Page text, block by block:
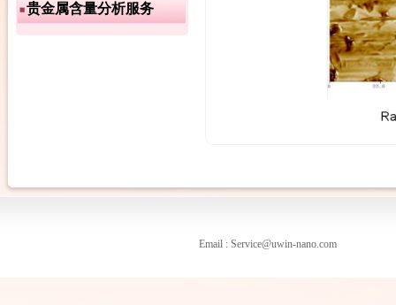
贵金属含量分析服务
Email : Service@uwin-nano.com